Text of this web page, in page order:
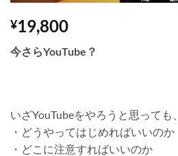
¥19,800
今さらYouTube？
いざYouTubeをやろうと思っても、
・どうやってはじめればいいのか
・どこに注意すればいいのか